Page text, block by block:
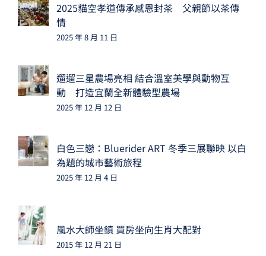
2025貓空孝道傳承感恩封茶 父親節以茶傳
情
2025 年 8 月 11 日
遛遛三星農場亮相 結合溫室美學與動物互
動 打造宜蘭全新體驗型農場
2025 年 12 月 12 日
白色三戀：Bluerider ART 冬季三展聯映 以白
為題的城市藝術旅程
2025 年 12 月 4 日
風水大師坐鎮 買房坐向生肖大配對
2015 年 12 月 21 日